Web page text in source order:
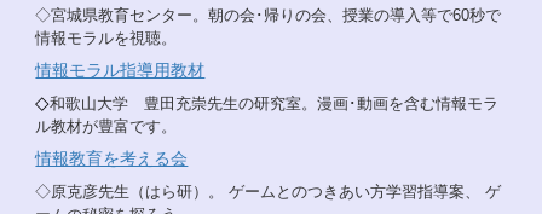
◇宮城県教育センター。朝の会･帰りの会、授業の導入等で60秒で
情報モラルを視聴。
情報モラル指導用教材
◇和歌山大学 豊田充崇先生の研究室。漫画･動画を含む情報モラ
ル教材が豊富です。
情報教育を考える会
◇原克彦先生（はら研）。 ゲームとのつきあい方学習指導案、 ゲ